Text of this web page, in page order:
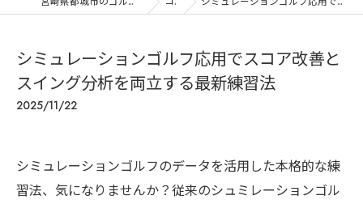
シミュレーションゴルフ応用でスコア改善と
スイング分析を両立する最新練習法
2025/11/22
シミュレーションゴルフのデータを活用した本格的な練
習法、気になりませんか？従来のシュミレーションゴル